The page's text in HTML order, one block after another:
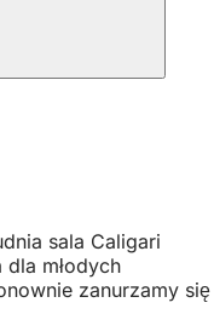
sala Caligari
dla młodych
zanurzamy się